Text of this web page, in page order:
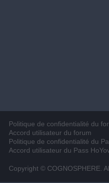
Politique de confidentialité du
Accord utilisateur du forum
Politique de confidentialité du
Accord utilisateur du Pass
Copyright © COGNOSPHERE.